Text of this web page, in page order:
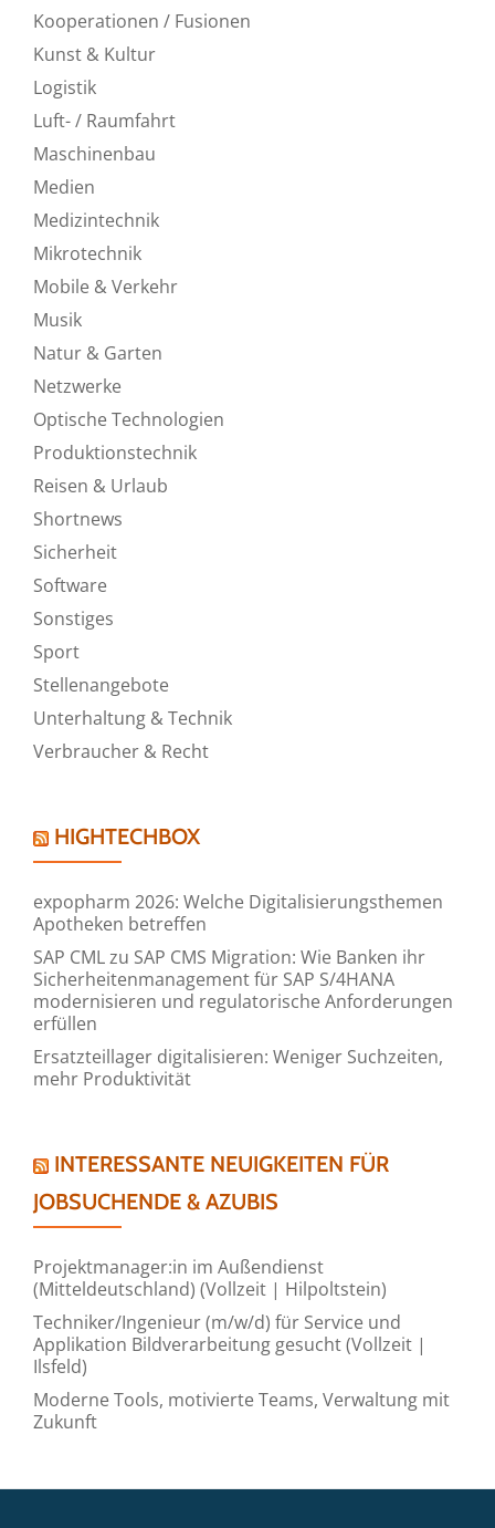
Kooperationen / Fusionen
Kunst & Kultur
Logistik
Luft- / Raumfahrt
Maschinenbau
Medien
Medizintechnik
Mikrotechnik
Mobile & Verkehr
Musik
Natur & Garten
Netzwerke
Optische Technologien
Produktionstechnik
Reisen & Urlaub
Shortnews
Sicherheit
Software
Sonstiges
Sport
Stellenangebote
Unterhaltung & Technik
Verbraucher & Recht
HIGHTECHBOX
expopharm 2026: Welche Digitalisierungsthemen
Apotheken betreffen
SAP CML zu SAP CMS Migration: Wie Banken ihr
Sicherheitenmanagement für SAP S/4HANA
modernisieren und regulatorische Anforderungen
erfüllen
Ersatzteillager digitalisieren: Weniger Suchzeiten,
mehr Produktivität
INTERESSANTE NEUIGKEITEN FÜR
JOBSUCHENDE & AZUBIS
Projektmanager:in im Außendienst
(Mitteldeutschland) (Vollzeit | Hilpoltstein)
Techniker/Ingenieur (m/w/d) für Service und
Applikation Bildverarbeitung gesucht (Vollzeit |
Ilsfeld)
Moderne Tools, motivierte Teams, Verwaltung mit
Zukunft